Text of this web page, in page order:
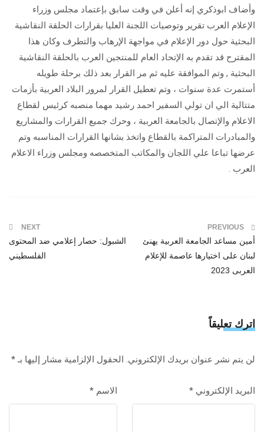
وأضاف ابوذكري إنه أعلن في وقت سابق بإعتماد مجلس وزراء
الإعلام العرب تقرير وتوصيات اللجنة العليا بقرارات الحلقة النقاشية
البحثية حول دور الإعلام في مواجهة الإرهاب والتطرف وكان هذا
المقترح قد تقدم به الإتحاد العام للمنتجين العرب بالحلقة النقاشية
البحثية , وتم الموافقة عليه ثم مر القرار بعد ذلك برحلة طويله
أستمرت عدة سنوات ، وتم تعطيل القرار لمرور البلاد العربية بأزمات
متتالية الي ان تولي السفير احمد رشيد مهما منصبه كرئيس لقطاع
الاعلام والإتصال بالجامعة العربية ، وحرك جميع القرارات والمشاريع
والمبادرات المتراكمة بالقطاع واتخذ بشانها القرارات المناسبه وتم
عرضها تباعا علي اللجان والمكاتب المتخصصه ومجلس وزراء الاعلام
العرب .
PREVIOUS
أمين مساعد الجامعة العربية يهنئ
لبنان على اختيارها عاصمة للإعلام
العربى 2023
NEXT
الشبول: حصار إعلامي ضد المحتوى
الفلسطيني
اترك تعليقاً
لن يتم نشر عنوان بريدك الإلكتروني. الحقول الإلزامية مشار إليها بـ*
الاسم * البريد الإلكتروني *